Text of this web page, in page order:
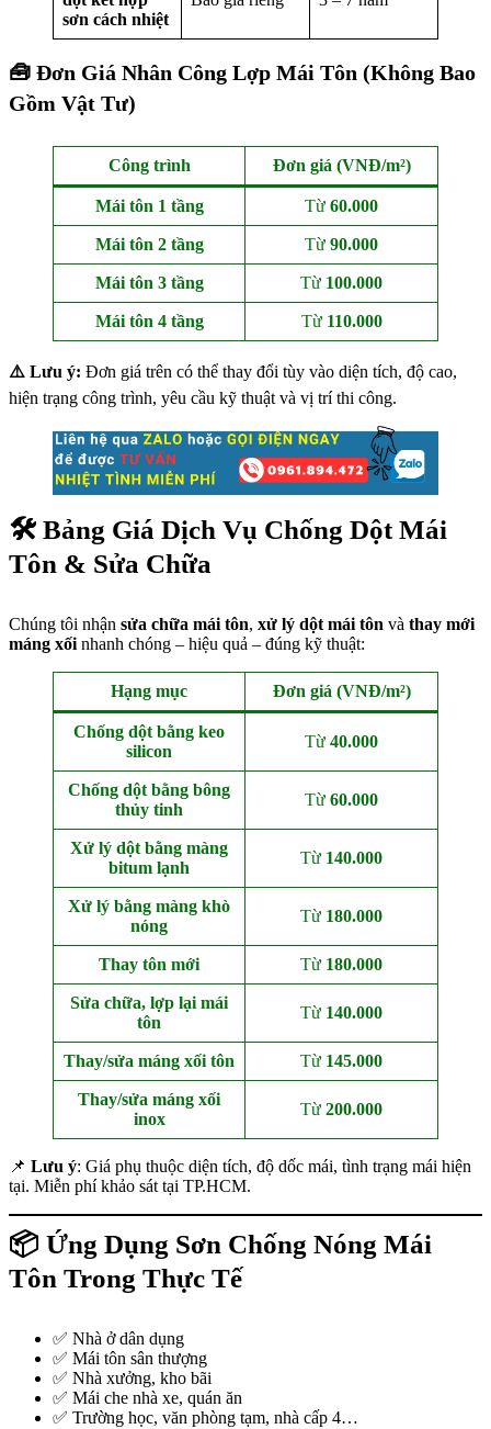
sơn cách nhiệt
🧰 Đơn Giá Nhân Công Lợp Mái Tôn (Không Bao
Gồm Vật Tư)
Công trình Đơn giá (VNĐ/m²)
Mái tôn 1 tầng Từ 60.000
Mái tôn 2 tầng Từ 90.000
Mái tôn 3 tầng Từ 100.000
Mái tôn 4 tầng Từ 110.000
⚠️ Lưu ý: Đơn giá trên có thể thay đổi tùy vào diện tích, độ cao,
hiện trạng công trình, yêu cầu kỹ thuật và vị trí thi công.
🛠️ Bảng Giá Dịch Vụ Chống Dột Mái
Tôn & Sửa Chữa
Chúng tôi nhận sửa chữa mái tôn, xử lý dột mái tôn và thay mới
máng xối nhanh chóng – hiệu quả – đúng kỹ thuật:
Hạng mục Đơn giá (VNĐ/m²)
Chống dột bằng keo
silicon
Từ 40.000
Chống dột bằng bông
thủy tinh
Từ 60.000
Xử lý dột bằng màng
bitum lạnh
Từ 140.000
Xử lý bằng màng khò
nóng
Từ 180.000
Thay tôn mới Từ 180.000
Sửa chữa, lợp lại mái
tôn
Từ 140.000
Thay/sửa máng xối tôn Từ 145.000
Thay/sửa máng xối
inox
Từ 200.000
📌 Lưu ý: Giá phụ thuộc diện tích, độ dốc mái, tình trạng mái hiện
tại. Miễn phí khảo sát tại TP.HCM.
📦 Ứng Dụng Sơn Chống Nóng Mái
Tôn Trong Thực Tế
✅ Nhà ở dân dụng
✅ Mái tôn sân thượng
✅ Nhà xưởng, kho bãi
✅ Mái che nhà xe, quán ăn
✅ Trường học, văn phòng tạm, nhà cấp 4…